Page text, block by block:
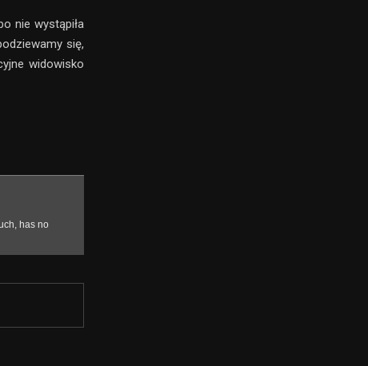
nie wystąpiła
się,
widowisko